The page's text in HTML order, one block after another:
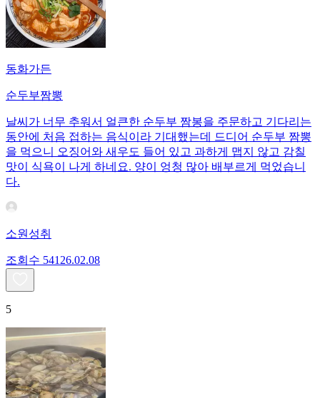
동화가든
순두부짬뽕
날씨가 너무 추워서 얼큰한 순두부 짬봉을 주문하고 기다리는
동안에 처음 접하는 음식이라 기대했는데 드디어 순두부 짬뽕
을 먹으니 오징어와 새우도 들어 있고 과하게 맵지 않고 감칠
맛이 식욕이 나게 하네요. 양이 엉청 많아 배부르게 먹었습니
다.
소원성취
조회수 541 26.02.08
5